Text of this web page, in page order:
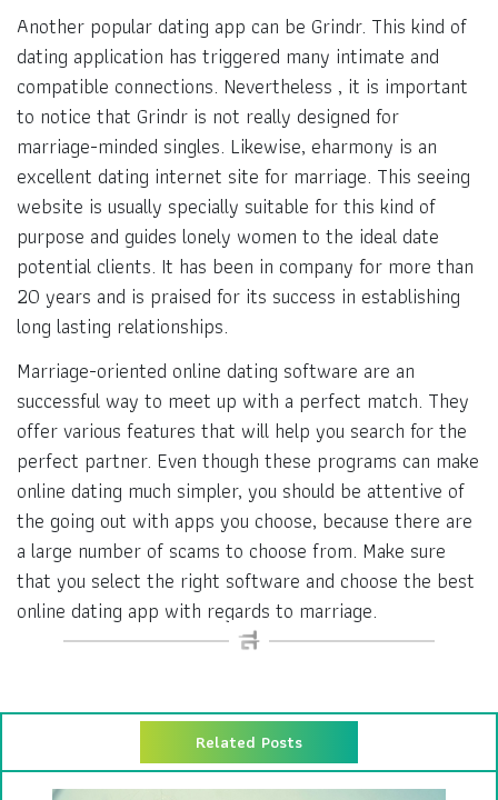
Another popular dating app can be Grindr. This kind of
dating application has triggered many intimate and
compatible connections. Nevertheless , it is important
to notice that Grindr is not really designed for
marriage-minded singles. Likewise, eharmony is an
excellent dating internet site for marriage. This seeing
website is usually specially suitable for this kind of
purpose and guides lonely women to the ideal date
potential clients. It has been in company for more than
20 years and is praised for its success in establishing
long lasting relationships.
Marriage-oriented online dating software are an
successful way to meet up with a perfect match. They
offer various features that will help you search for the
perfect partner. Even though these programs can make
online dating much simpler, you should be attentive of
the going out with apps you choose, because there are
a large number of scams to choose from. Make sure
that you select the right software and choose the best
online dating app with regards to marriage.
Related Posts